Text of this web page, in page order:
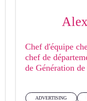
Chef d'équipe
chef de
de Génération
ADVERTISING